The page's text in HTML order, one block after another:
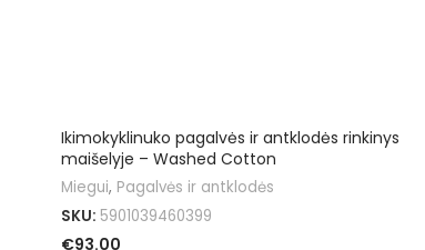
Ikimokyklinuko pagalvės ir antklodės rinkinys
maišelyje – Washed Cotton
Miegui, Pagalvės ir antklodės
SKU: 5901039460399
€93.00